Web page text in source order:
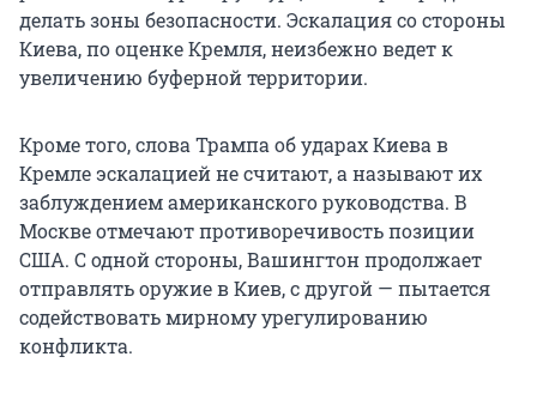
делать зоны безопасности. Эскалация со стороны
Киева, по оценке Кремля, неизбежно ведет к
увеличению буферной территории.
Кроме того, слова Трампа об ударах Киева в
Кремле эскалацией не считают, а называют их
заблуждением американского руководства. В
Москве отмечают противоречивость позиции
США. С одной стороны, Вашингтон продолжает
отправлять оружие в Киев, с другой — пытается
содействовать мирному урегулированию
конфликта.